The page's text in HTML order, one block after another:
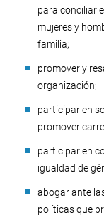
para conciliar
mujeres y
familia;
promover y
organización;
participar en
promover
participar en
igualdad de
abogar ante
políticas que